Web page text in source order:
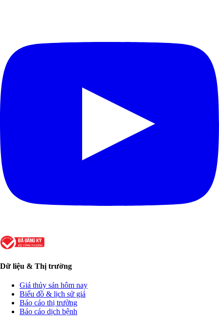
Dữ liệu & Thị trường
Giá thủy sản hôm nay
Biểu đồ & lịch sử giá
Báo cáo thị trường
Báo cáo dịch bệnh